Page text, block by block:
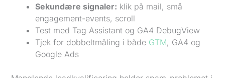
Sekundære signaler: klik på mail, små
engagement-events, scroll
Test med Tag Assistant og GA4 DebugView
Tjek for dobbeltmåling i både GTM, GA4 og
Google Ads